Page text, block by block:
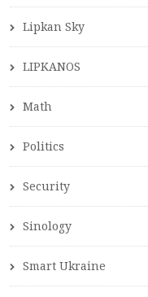
Lipkan Sky
LIPKANOS
Math
Politics
Security
Sinology
Smart Ukraine